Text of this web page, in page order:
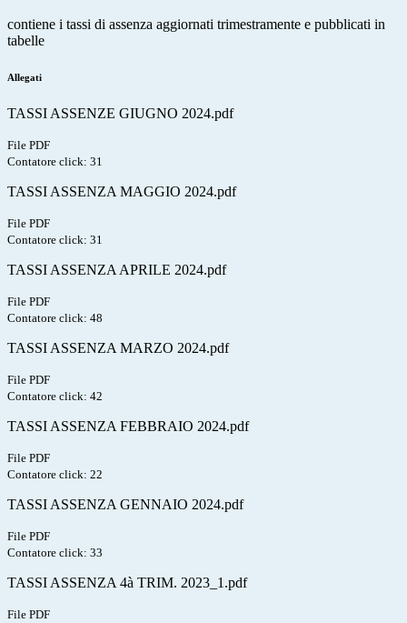
contiene i tassi di assenza aggiornati trimestramente e pubblicati in
tabelle
Allegati
TASSI ASSENZE GIUGNO 2024.pdf
File PDF
Contatore click: 31
TASSI ASSENZA MAGGIO 2024.pdf
File PDF
Contatore click: 31
TASSI ASSENZA APRILE 2024.pdf
File PDF
Contatore click: 48
TASSI ASSENZA MARZO 2024.pdf
File PDF
Contatore click: 42
TASSI ASSENZA FEBBRAIO 2024.pdf
File PDF
Contatore click: 22
TASSI ASSENZA GENNAIO 2024.pdf
File PDF
Contatore click: 33
TASSI ASSENZA 4à TRIM. 2023_1.pdf
File PDF